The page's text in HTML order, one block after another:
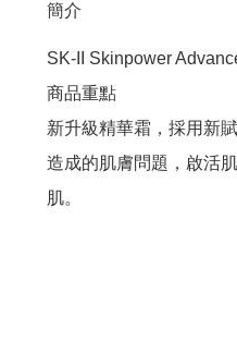
簡介
SK-II Skinpower
商品重點
新升級精華霜，採用新
造成的肌膚問題，啟活